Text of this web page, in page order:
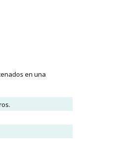
en una